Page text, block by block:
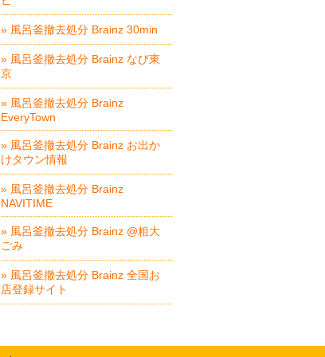
» 風呂釜撤去処分 Brainz 30min
» 風呂釜撤去処分 Brainz なび東
京
» 風呂釜撤去処分 Brainz
EveryTown
» 風呂釜撤去処分 Brainz お出か
けタウン情報
» 風呂釜撤去処分 Brainz
NAVITIME
» 風呂釜撤去処分 Brainz @粗大
ごみ
» 風呂釜撤去処分 Brainz 全国お
店登録サイト